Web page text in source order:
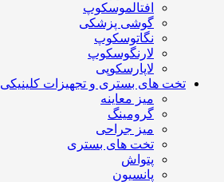
افتالموسکوپ
گوشی پزشکی
نگاتوسکوپ
لارنگوسکوپ
لاپارسکوپی
تخت های بستری و تجهیزات کلینیکی
میز معاینه
گرومینگ
میز جراحی
تخت های بستری
پتواش
پانسیون